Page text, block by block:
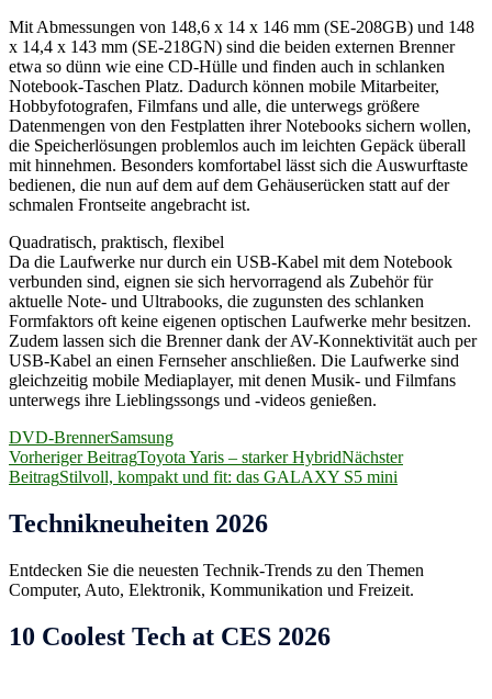
Mit Abmessungen von 148,6 x 14 x 146 mm (SE-208GB) und 148
x 14,4 x 143 mm (SE-218GN) sind die beiden externen Brenner
etwa so dünn wie eine CD-Hülle und finden auch in schlanken
Notebook-Taschen Platz. Dadurch können mobile Mitarbeiter,
Hobbyfotografen, Filmfans und alle, die unterwegs größere
Datenmengen von den Festplatten ihrer Notebooks sichern wollen,
die Speicherlösungen problemlos auch im leichten Gepäck überall
mit hinnehmen. Besonders komfortabel lässt sich die Auswurftaste
bedienen, die nun auf dem auf dem Gehäuserücken statt auf der
schmalen Frontseite angebracht ist.
Quadratisch, praktisch, flexibel
Da die Laufwerke nur durch ein USB-Kabel mit dem Notebook
verbunden sind, eignen sie sich hervorragend als Zubehör für
aktuelle Note- und Ultrabooks, die zugunsten des schlanken
Formfaktors oft keine eigenen optischen Laufwerke mehr besitzen.
Zudem lassen sich die Brenner dank der AV-Konnektivität auch per
USB-Kabel an einen Fernseher anschließen. Die Laufwerke sind
gleichzeitig mobile Mediaplayer, mit denen Musik- und Filmfans
unterwegs ihre Lieblingssongs und -videos genießen.
DVD-BrennerSamsung
Beitragsnavigation
Vorheriger BeitragToyota Yaris – starker HybridNächster
BeitragStilvoll, kompakt und fit: das GALAXY S5 mini
Technikneuheiten 2026
Entdecken Sie die neuesten Technik-Trends zu den Themen
Computer, Auto, Elektronik, Kommunikation und Freizeit.
10 Coolest Tech at CES 2026